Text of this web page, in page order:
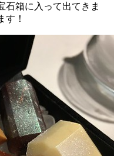
石箱に入って出てきま
す！